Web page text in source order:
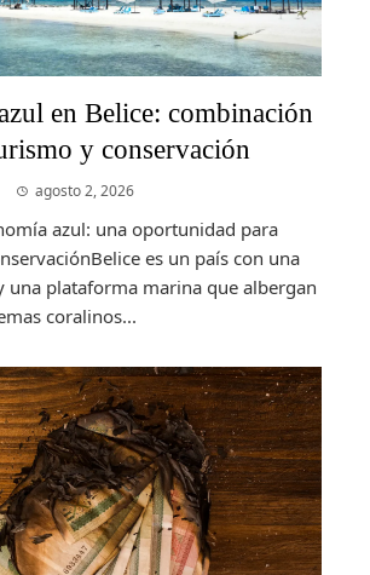
en Belice: combinación
y conservación
agosto 2, 2026
azul: una oportunidad para
es un país con una
una plataforma marina que albergan
coralinos...